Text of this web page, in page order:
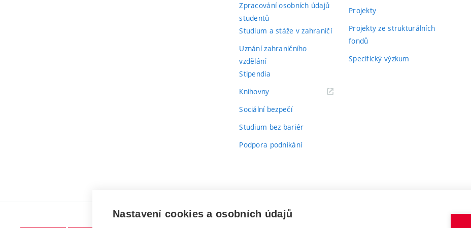
Zpracování osobních údajů
studentů
Studium a stáže v zahraničí
Uznání zahraničního
vzdělání
Stipendia
Knihovny(externí
Sociální bezpečí
Studium bez bariér
Podpora podnikání
Projekty
Projekty ze strukturálních
fondů
Specifický výzkum
Nastavení cookies a osobních údajů